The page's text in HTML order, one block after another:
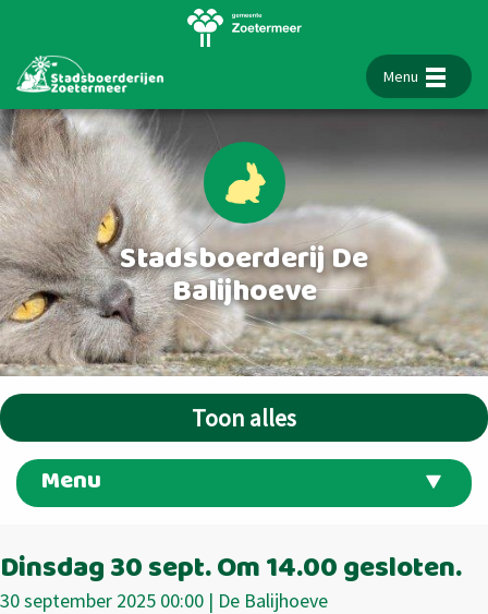
Menu
Stadsboerderij De
Balijhoeve
Toon alles
Menu
Dinsdag 30 sept. Om 14.00 gesloten.
30 september 2025 00:00 | De Balijhoeve